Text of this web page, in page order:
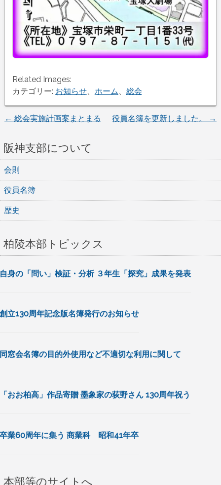
Related Images:
カテゴリー: お知らせ、 ホーム 総会
投
ナ
ビ
ゲ
ー
ョ
← 総会実施計画案まとまる 役員名簿を更新しました。 →
阪神支部について
会則
役員名簿
歴史
柏陵本部トピックス
自身の「問い」検証・分析 ３年生「探究」成果を発表
創立130周年記念版名簿発行のお知らせ
同窓会名簿の目的外使用など不適切な利用に関して
「おお柏高」作品寄贈 墨象家の荻野さん 130周年祝う
卒業60周年に集う 商業科 昭和41年卒
本部等のサイトへ